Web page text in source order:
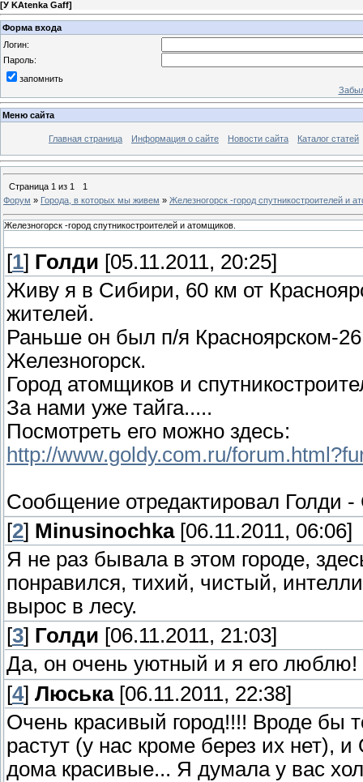
[У KAtenka Gaff]
Форма входа
Логин:
Пароль:
запомнить
Меню сайта
Главная страница Информация о сайте Новости сайта Каталог статей
Страница 1 из 1
1
Форум » Города, в которых мы живем » Железногорск -город спутникостроителей и
Железногорск -город спутникостроителей и атомщиков.
[1] Голди [05.11.2011, 20:25]
Живу я в Сибири, 60 км от
жителей.
Раньше он был п/я Красноярском-
Железногорск.
Город атомщиков и
За нами уже тайга.....
Посмотреть его можно здесь:
http://www.goldy.com.ru/
Сообщение отредактировал Голди -
[2] Minusinochka[06.11.2011, 06:06]
Я не раз бывала в этом городе,
понравился, тихий, чистый,
вырос в лесу.
[3] Голди [06.11.2011, 21:03]
Да, он очень уютный и я его люблю!
[4] Люська[06.11.2011, 22:38]
Очень красивый город!!!! Вроде бы
растут (у нас кроме берез их нет),
дома красивые... Я думала у вас